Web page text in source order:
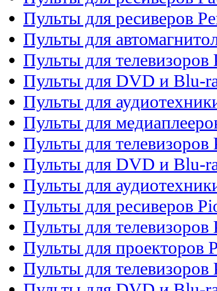
Пульты для ресиверов
Пульты для
Пульты для телевизоров
Пульты для DVD и Blu-
Пульты для
Пульты для
Пульты для телевизоров
Пульты для DVD и Blu-
Пульты для
Пульты для ресиверов
Пульты для телевизоров
Пульты для проекторов
Пульты для телевизоров